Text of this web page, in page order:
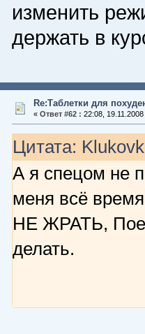
изменить
держать в
Re:Таблетки для
« Ответ #62 : 22:08, 19.11.2008
Цитата:
А я спецом не
меня всё
НЕ ЖРАТЬ,
делать.